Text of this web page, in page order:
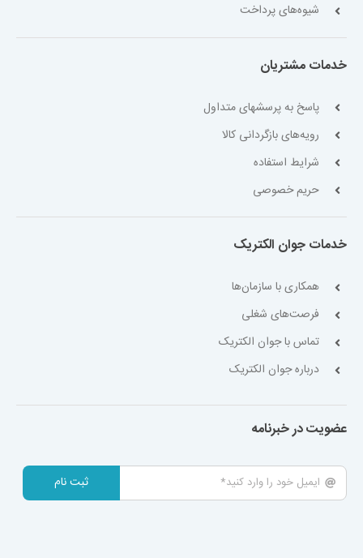
شیوه‌های پرداخت
خدمات مشتریان
پاسخ به پرسشهای متداول
رویه‌های بازگردانی کالا
شرایط استفاده
حریم خصوصی
خدمات جوان الکتریک
همکاری با سازمان‌ها
فرصت‌های شغلی
تماس با جوان الکتریک
درباره جوان الکتریک
عضویت در خبرنامه
ثبت نام